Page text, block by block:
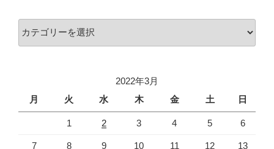
ブ
テ
2022年3月
月
火 水 木 金 土 日
1 2 3 4 5 6
7 8 9 10 11 12 13